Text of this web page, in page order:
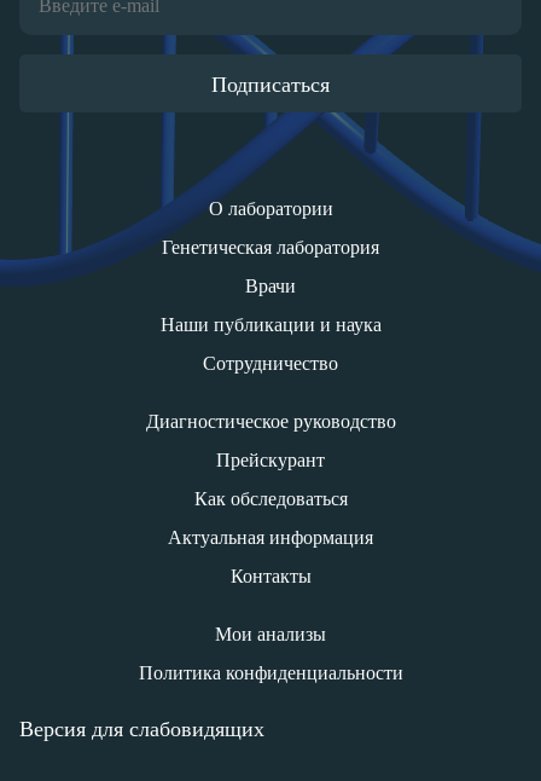
Подписаться
О лаборатории
Генетическая лаборатория
Врачи
Наши публикации и наука
Сотрудничество
Диагностическое руководство
Прейскурант
Как обследоваться
Актуальная информация
Контакты
Мои анализы
Политика конфиденциальности
Версия для слабовидящих